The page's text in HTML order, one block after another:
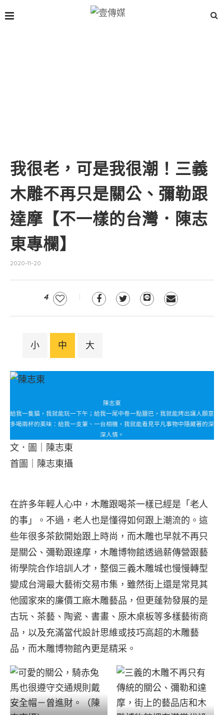
我很老，可是我很潮！三義
木雕不再只是關公、彌勒跟
達摩【不一樣的台灣．陳志
東專欄】
2020-11-20
4
小 中 大
陳志東
給我一隻貓，我就能玩一下午；給我一尾中卷一點鹽巴，我就能烤出讓人願意
多喝兩杯的美味：給我一支筆、一台相機，我就能看見平凡事物中隱藏著的深
深人情。
文．圖｜陳志東
首圖｜陳志東攝
在許多年輕人心中，木雕跟喝茶一樣已經是「老人
的事」。不過，老人也是懂得如何跟上潮流的。這
些年很多茶飲開始跟上時尚，而木雕也早就不再只
是關公、彌勒跟達摩，木雕博物館透過薪傳營跟藝
術學院合作培訓人才，整個三義木雕城也慢慢轉型
變成台灣最大藝術交易市集，雖然街上還是常見其
他國家來的廉價工廠木雕藝品，但更蓬勃發展的是
古玩、茶藝、陶瓷、書畫、原木桌板等多樣藝術商
品，以及充滿當代設計思維或技巧高超的木雕藝
品，而木雕博物館內更是精采。